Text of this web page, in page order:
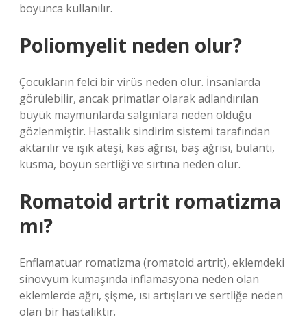
boyunca kullanılır.
Poliomyelit neden olur?
Çocukların felci bir virüs neden olur. İnsanlarda
görülebilir, ancak primatlar olarak adlandırılan
büyük maymunlarda salgınlara neden olduğu
gözlenmiştir. Hastalık sindirim sistemi tarafından
aktarılır ve ışık ateşi, kas ağrısı, baş ağrısı, bulantı,
kusma, boyun sertliği ve sırtına neden olur.
Romatoid artrit romatizma
mı?
Enflamatuar romatizma (romatoid artrit), eklemdeki
sinovyum kumaşında inflamasyona neden olan
eklemlerde ağrı, şişme, ısı artışları ve sertliğe neden
olan bir hastalıktır.